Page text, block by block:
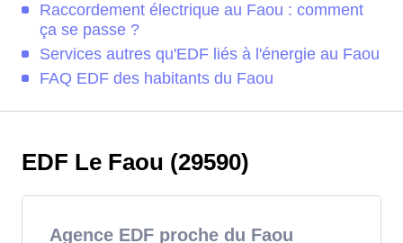
Raccordement électrique au Faou : comment
ça se passe ?
Services autres qu'EDF liés à l'énergie au Faou
FAQ EDF des habitants du Faou
EDF Le Faou (29590)
Agence EDF proche du Faou